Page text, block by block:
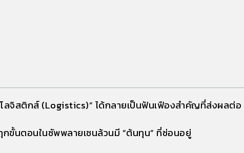
ลจิสติกส์ (Logistics)” ได้กลายเป็นฟันเฟืองสำคัญที่ส่งผลต่อ
กขั้นตอนในซัพพลายเชนล้วนมี “ต้นทุน” ที่ซ่อนอยู่